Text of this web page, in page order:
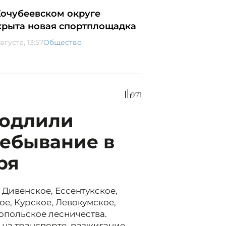
округе
новая спортплощадка
13:57Общество
971
в
Ессентукское,
Курское, Левокумское,
лесничества.